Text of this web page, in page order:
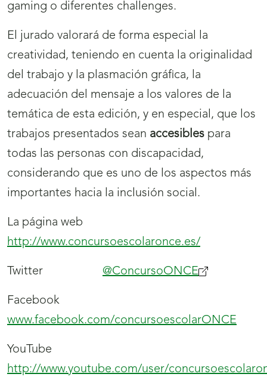
gaming o diferentes challenges.
El jurado valorará de forma especial la
creatividad, teniendo en cuenta la originalidad
del trabajo y la plasmación gráfica, la
adecuación del mensaje a los valores de la
temática de esta edición, y en especial, que los
trabajos presentados sean accesibles para
todas las personas con discapacidad,
considerando que es uno de los aspectos más
importantes hacia la inclusión social.
La página web
http://www.concursoescolaronce.es/
Twitter @ConcursoONCE(se
Facebook
www.facebook.com/concursoescolarONCE
YouTube
http://www.youtube.com/user/